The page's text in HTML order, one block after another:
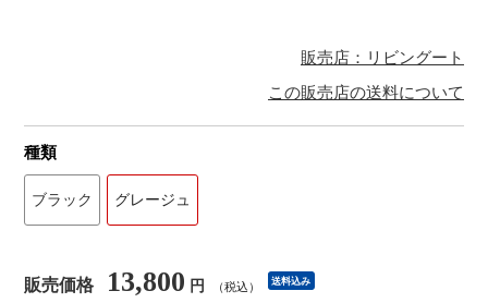
販売店：リビングート
この販売店の送料について
種類
ブラック グレージュ
販売価格 13,800 円 （税込） 送料込み